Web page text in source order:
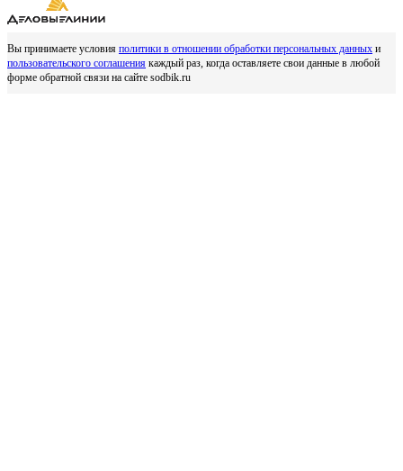
Вы принимаете условия политики в отношении обработки персональных данных и
пользовательского соглашения каждый раз, когда оставляете свои данные в любой
форме обратной связи на сайте sodbik.ru